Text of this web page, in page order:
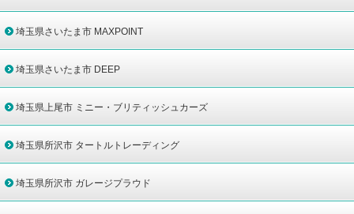
埼玉県さいたま市 MAXPOINT
埼玉県さいたま市 DEEP
埼玉県上尾市 ミニー・ブリティッシュカーズ
埼玉県所沢市 タートルトレーディング
埼玉県所沢市 ガレージプラウド